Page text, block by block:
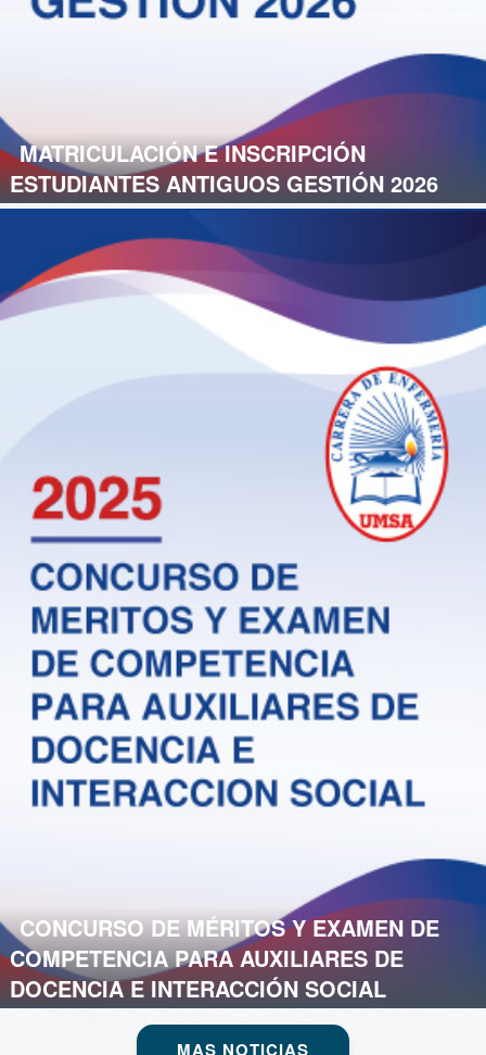
MATRICULACIÓN E INSCRIPCIÓN
ESTUDIANTES ANTIGUOS GESTIÓN 2026
CONCURSO DE MÉRITOS Y EXAMEN DE
COMPETENCIA PARA AUXILIARES DE
DOCENCIA E INTERACCIÓN SOCIAL
MAS NOTICIAS